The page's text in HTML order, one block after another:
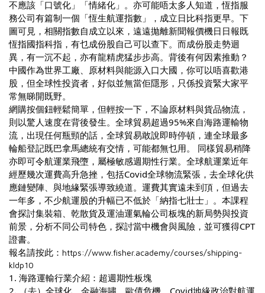
不應該「口號化」「情緒化」。亦可能唔太多人知道，恆指服
務公司有篇制一個「恆生航運指數」，成立日比科指更早。下
圖可見，相關指數自成立以來，遠遠拋離新聞報價機日日報既
恆指國指科指，有乜成份股自己可以查下。而成份股走勢迴
異，有一沉不起，亦有龍精虎猛步步高。背後有何因素推動？
中國作為世界工廠、原材料與能源入口大國，你可以唔喜歡港
股，但全球性投資者，好似並無當佢隱形，只係投資緊大家平
常無睇開既野。
網購按個鈕輕鬆簡單，但輕按一下，不論原材料與貨品物流，
則以驚人速度在背後發生。全球貿易超過95%來自海路運輸物
流，出現任何瓶頸的話，全球貿易敢說即時停頓，連全球最多
輪船登記既巴拿馬總統有交情，可能都無乜用。 同樣貿易稍降
亦即可令航運業飛墮，屬極敏感週期性行業。全球航運業近年
經歷幾次運費高升急挫，包括Covid全球物流緊張，去全球化供
應鏈變陣、與地緣緊張導致繞道。運費其實遠未到頂，但過去
一年多，不少航運股的升幅已不低於「納指七壯士」。本課程
會探討集裝箱、乾散貨及運油運氣輪公司板塊的新局勢與投資
前景，分析不同公司特色，探討當中機會與風險，並可獲得CPT
證書。
報名請按此： https://www.fisher.academy/courses/shipping-
kldp10
1. 海路運輸行業介紹：超週期性板塊